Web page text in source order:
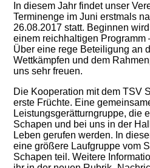
In diesem Jahr findet unser
Terminenge im Juni erstmals
26.08.2017 statt. Beginnen
einem reichhaltigen Programm
Über eine rege Beteiligung an
Wettkämpfen und dem
uns sehr freuen.
Die Kooperation mit dem TSV
erste Früchte. Eine
Leistungsgerätturngruppe, die
Schapen und bei uns in der
Leben gerufen werden. In
eine größere Laufgruppe vom
Schapen teil. Weitere